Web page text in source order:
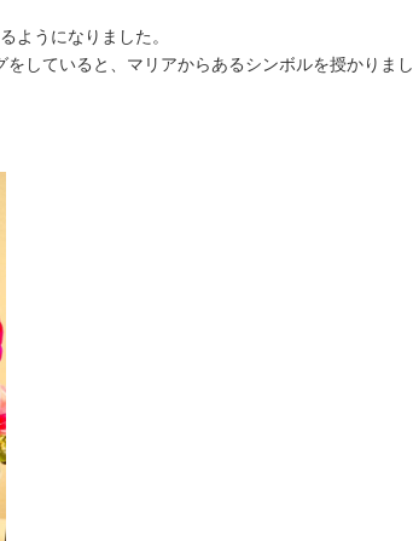
ようになりました。
していると、マリアからあるシンボルを授かりまし